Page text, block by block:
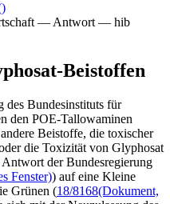
— Antwort — hib
Beistoffen
des Bundesinstituts für
den POE-Tallowaminen
Beistoffe, die toxischer
die Toxizität von Glyphosat
der Bundesregierung
Fenster)) auf eine Kleine
Grünen (18/8168(Dokument,